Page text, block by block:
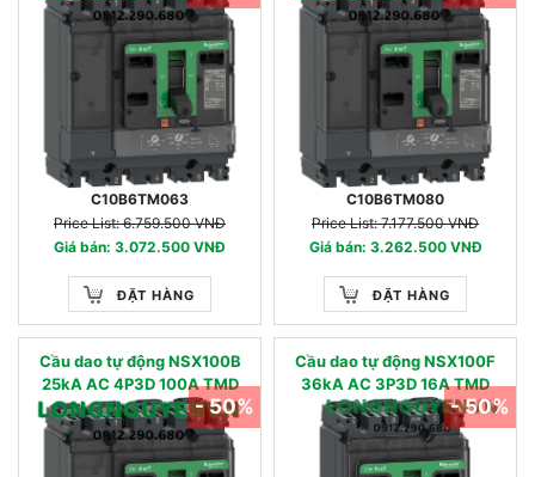
C10B6TM063
Price List: 6.759.500 VNĐ
Giá bán: 3.072.500 VNĐ
ĐẶT HÀNG
C10B6TM080
Price List: 7.177.500 VNĐ
Giá bán: 3.262.500 VNĐ
ĐẶT HÀNG
Cầu dao tự động NSX100B
25kA AC 4P3D 100A TMD
- 50%
Cầu dao tự động NSX100F
36kA AC 3P3D 16A TMD
- 50%